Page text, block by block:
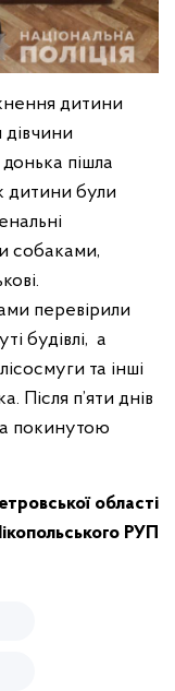
дитини
дівчини
пішла
дитини були
собаками,
перевірили
будівлі, а
та інші
Після п’яти днів
покинутою
області
РУП